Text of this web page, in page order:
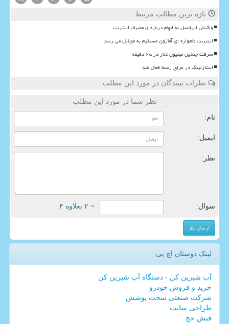
تازه ترین مطالب مرتبط
واکنش ایرانسل به ابهام درباره ی مصرف اینترنت
اینترنت ماهواره ای آمازون مستقیم به موبایل می رسد
سرقت چندین میلیون دلار در ۲۵ دقیقه
استارلینک در عراق رسما فعال شد
نظرات بینندگان در مورد این مطلب
نظر شما در مورد این مطلب
نام:
ایمیل:
نظر:
سوال: = ۲ بعلاوه ۴
لینک دوستان اچ پی
آب شیرین کن - دستگاه آب شیرین کن
خرید و فروش خودرو
شرکت صنعتی سخت پوشش
طراحی سایت
فیش حج